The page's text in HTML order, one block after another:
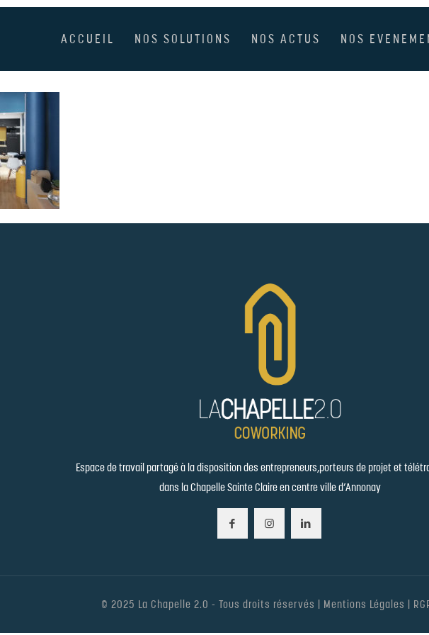
ACCUEIL NOS SOLUTIONS NOS ACTUS NOS
Espace de travail partagé à la disposition des entrepreneurs,porteurs de projet et
dans la Chapelle Sainte Claire en centre ville d’Annonay
© 2025 La Chapelle 2.0 - Tous droits réservés | Mentions Légales